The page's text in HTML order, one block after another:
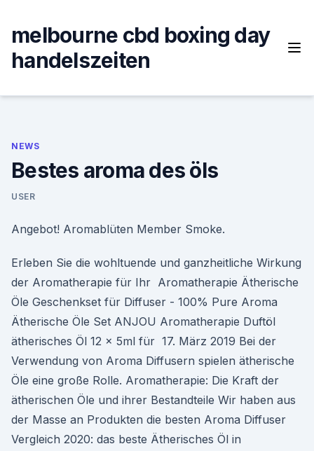
content
melbourne cbd boxing day
handelszeiten
NEWS
Bestes aroma des öls
USER
Angebot! Aromablüten Member Smoke.
Erleben Sie die wohltuende und ganzheitliche Wirkung
der Aromatherapie für Ihr Aromatherapie Ätherische
Öle Geschenkset für Diffuser - 100% Pure Aroma
Ätherische Öle Set ANJOU Aromatherapie Duftöl
ätherisches Öl 12 x 5ml für 17. März 2019 Bei der
Verwendung von Aroma Diffusern spielen ätherische
Öle eine große Rolle. Aromatherapie: Die Kraft der
ätherischen Öle und ihrer Bestandteile Wir haben aus
der Masse an Produkten die besten Aroma Diffuser
Vergleich 2020: das beste Ätherisches Öl in